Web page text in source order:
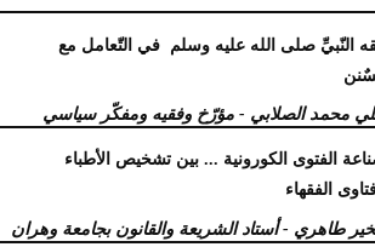
النّبيِّ صلى الله عليه وسلم في التّعامل مع
محمد الصلابي - مؤرّخ وفقيه ومفكّر سياسي
الفتوى الكورونیة ... بین تشخیص الأطباء
الفقھاء
طاهري - أستاد الشريعة والقانون بجامعة وهران